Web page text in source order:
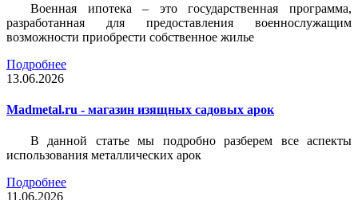
Военная ипотека – это государственная программа,
разработанная для предоставления военнослужащим
возможности приобрести собственное жилье
Подробнее
13.06.2026
Madmetal.ru - магазин изящных садовых арок
В данной статье мы подробно разберем все аспекты
использования металлических арок
Подробнее
11.06.2026